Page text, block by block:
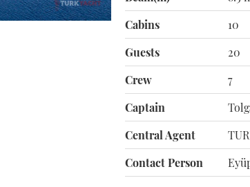
Cabins
10
Guests
20
Crew
7
Captain
Central Agent
Contact Person